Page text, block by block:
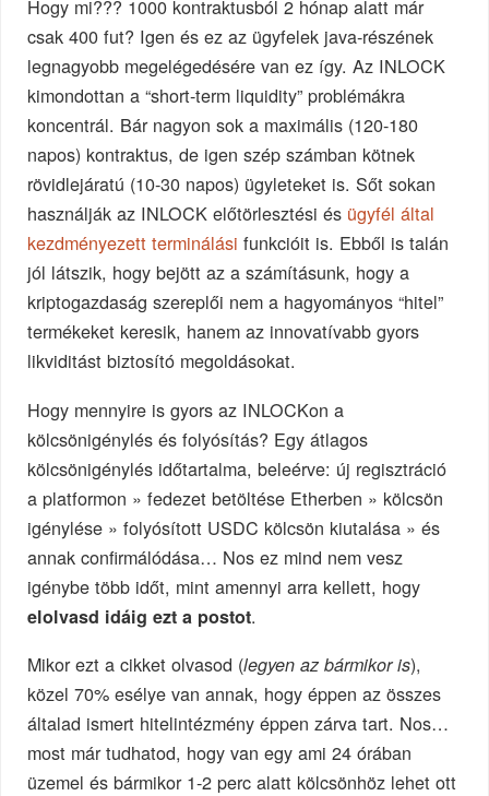
Hogy mi??? 1000 kontraktusból 2 hónap alatt már
csak 400 fut? Igen és ez az ügyfelek java-részének
legnagyobb megelégedésére van ez így. Az INLOCK
kimondottan a “short-term liquidity” problémákra
koncentrál. Bár nagyon sok a maximális (120-180
napos) kontraktus, de igen szép számban kötnek
rövidlejáratú (10-30 napos) ügyleteket is. Sőt sokan
használják az INLOCK előtörlesztési és ügyfél által
kezdményezett terminálási funkcióit is. Ebből is talán
jól látszik, hogy bejött az a számításunk, hogy a
kriptogazdaság szereplői nem a hagyományos “hitel”
termékeket keresik, hanem az innovatívabb gyors
likviditást biztosító megoldásokat.
Hogy mennyire is gyors az INLOCKon a
kölcsönigénylés és folyósítás? Egy átlagos
kölcsönigénylés időtartalma, beleérve: új regisztráció
a platformon » fedezet betöltése Etherben » kölcsön
igénylése » folyósított USDC kölcsön kiutalása » és
annak confirmálódása… Nos ez mind nem vesz
igénybe több időt, mint amennyi arra kellett, hogy
elolvasd idáig ezt a postot.
Mikor ezt a cikket olvasod (legyen az bármikor is),
közel 70% esélye van annak, hogy éppen az összes
általad ismert hitelintézmény éppen zárva tart. Nos…
most már tudhatod, hogy van egy ami 24 órában
üzemel és bármikor 1-2 perc alatt kölcsönhöz lehet ott